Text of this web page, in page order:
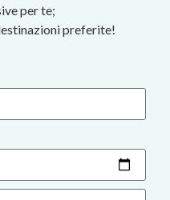
per te;
preferite!